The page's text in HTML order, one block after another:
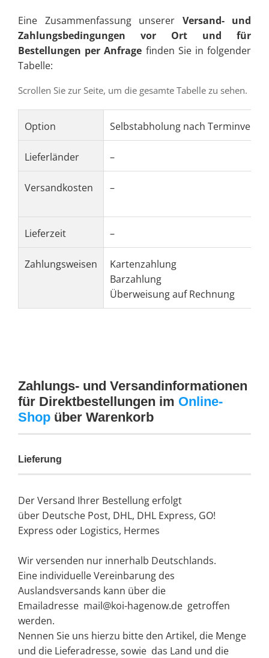
Eine Zusammenfassung unserer Versand- und
Zahlungsbedingungen vor Ort und für
Bestellungen per Anfrage finden Sie in folgender
Tabelle:
Scrollen Sie zur Seite, um die gesamte Tabelle zu sehen.
Option Selbstabholung nach
Lieferländer –
Versandkosten –
Lieferzeit –
Zahlungsweisen
Kartenzahlung
Barzahlung
Überweisung auf Rechnung
Zahlungs- und Versandinformationen
für Direktbestellungen im Online-
Shop über Warenkorb
Lieferung
Der Versand Ihrer Bestellung erfolgt
über Deutsche Post, DHL, DHL Express, GO!
Express oder Logistics, Hermes
Wir versenden nur innerhalb Deutschlands.
Eine individuelle Vereinbarung des
Auslandsversands kann über die
Emailadresse mail@koi-hagenow.de getroffen
werden.
Nennen Sie uns hierzu bitte den Artikel, die Menge
und die Lieferadresse, sowie das Land und die